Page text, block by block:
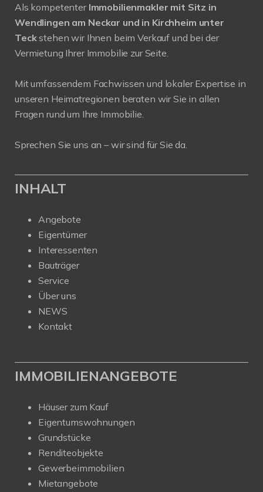
Als kompetenter Immobilienmakler mit Sitz in
Wendlingen am Neckar und in Kirchheim unter
Teckstehen wir Ihnen beim Verkauf und bei der
Vermietung Ihrer Immobilie zur Seite.
Mit umfassendem Fachwissen und lokaler Expertise in
unseren Heimatregionen beraten wir Sie in allen
Fragen rund um Ihre Immobilie.
Sprechen Sie uns an – wir sind für Sie da.
INHALT
Angebote
Eigentümer
Interessenten
Bauträger
Service
Über uns
NEWS
Kontakt
IMMOBILIENANGEBOTE
Häuser zum Kauf
Eigentumswohnungen
Grundstücke
Renditeobjekte
Gewerbeimmobilien
Mietangebote